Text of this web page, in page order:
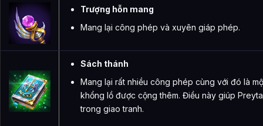
Trượng hỗn mang
Mang lại công phép và xuyên giáp phép.
Sách thánh
Mang lại rất nhiều công phép cùng với đó là
khổng lồ được cộng thêm. Điều này giúp
trong giao tranh.